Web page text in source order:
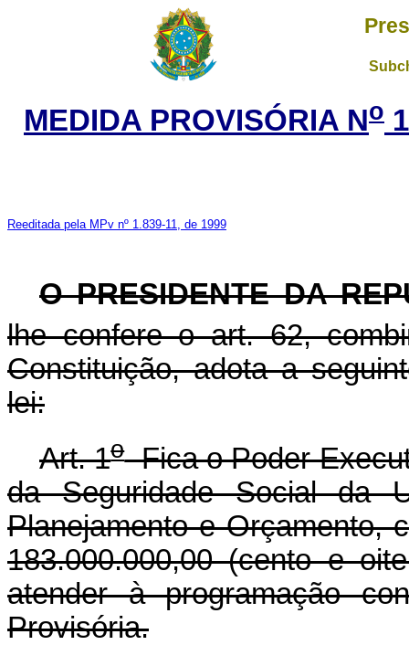
MEDIDA PROVISÓRIA No
Reeditada pela MPv nº 1.839-11, de 1999
O PRESIDENTE DA
lhe confere o art. 62,
Constituição, adota a
lei:
Art. 1oFica o Poder
da Seguridade Social da
Planejamento e Orçamento,
183.000.000,00 (cento e
atender à programação
Provisória.